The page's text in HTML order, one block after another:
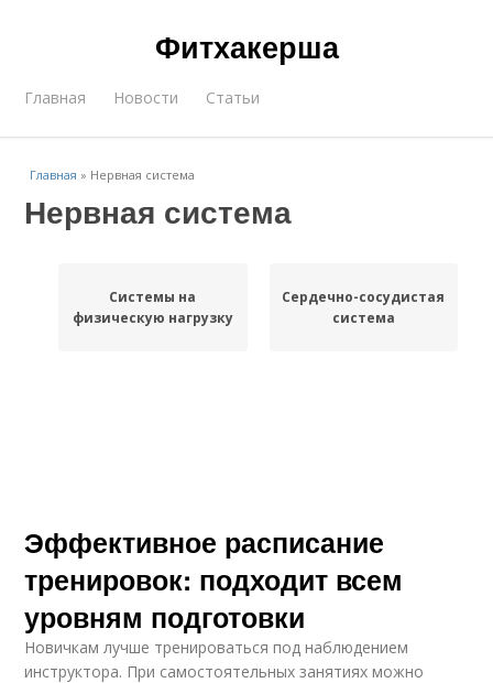
Фитхакерша
Главная Новости Статьи
Главная » Нервная система
Нервная система
Системы на
физическую нагрузку
Сердечно-сосудистая
система
Эффективное расписание
тренировок: подходит всем
уровням подготовки
Новичкам лучше тренироваться под наблюдением
инструктора. При самостоятельных занятиях можно